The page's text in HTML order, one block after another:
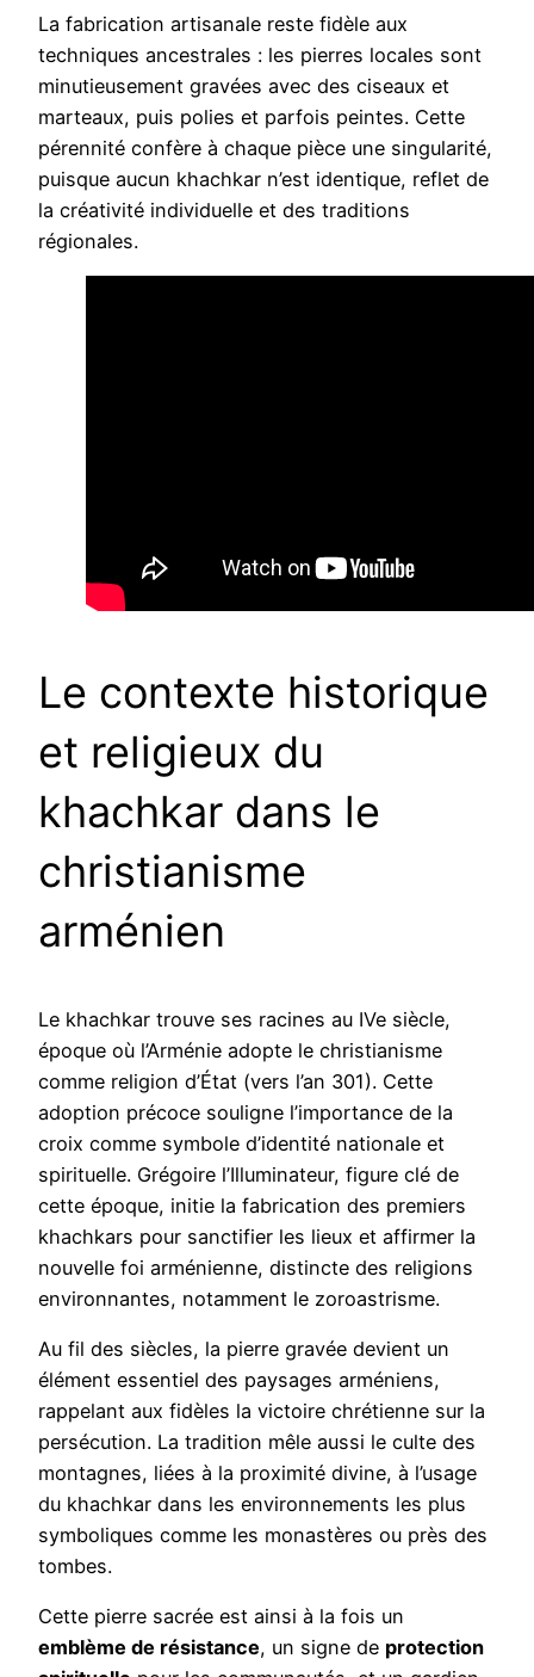
La fabrication artisanale reste fidèle aux
techniques ancestrales : les pierres locales sont
minutieusement gravées avec des ciseaux et
marteaux, puis polies et parfois peintes. Cette
pérennité confère à chaque pièce une singularité,
puisque aucun khachkar n’est identique, reflet de
la créativité individuelle et des traditions
régionales.
Le contexte historique
et religieux du
khachkar dans le
christianisme
arménien
Le khachkar trouve ses racines au IVe siècle,
époque où l’Arménie adopte le christianisme
comme religion d’État (vers l’an 301). Cette
adoption précoce souligne l’importance de la
croix comme symbole d’identité nationale et
spirituelle. Grégoire l’Illuminateur, figure clé de
cette époque, initie la fabrication des premiers
khachkars pour sanctifier les lieux et affirmer la
nouvelle foi arménienne, distincte des religions
environnantes, notamment le zoroastrisme.
Au fil des siècles, la pierre gravée devient un
élément essentiel des paysages arméniens,
rappelant aux fidèles la victoire chrétienne sur la
persécution. La tradition mêle aussi le culte des
montagnes, liées à la proximité divine, à l’usage
du khachkar dans les environnements les plus
symboliques comme les monastères ou près des
tombes.
Cette pierre sacrée est ainsi à la fois un
emblème de résistance, un signe de protection